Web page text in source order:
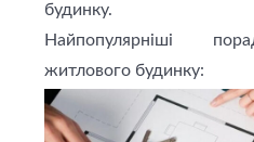
будинку.
Найпопулярніші
житлового будинку: